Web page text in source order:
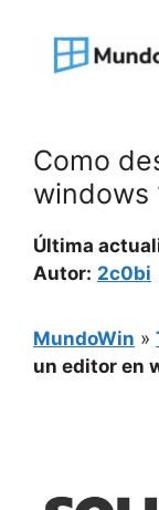
contenido
Como
windows
Última
Autor: 2c0bi
MundoWin »
un editor en